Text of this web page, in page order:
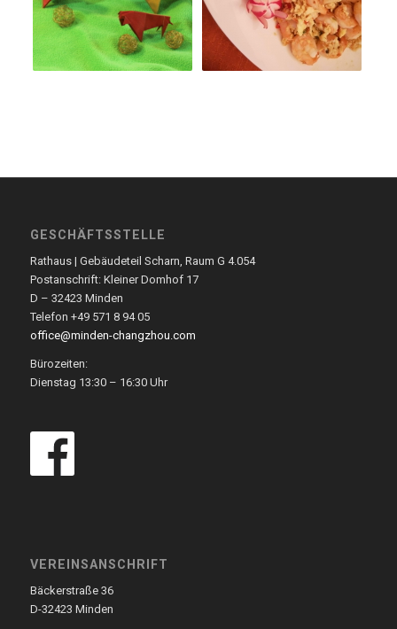
GESCHÄFTSSTELLE
Rathaus | Gebäudeteil Scharn, Raum G 4.054
Postanschrift: Kleiner Domhof 17
D – 32423 Minden
Telefon +49 571 8 94 05
office@minden-changzhou.com
Bürozeiten:
Dienstag 13:30 – 16:30 Uhr
VEREINSANSCHRIFT
Bäckerstraße 36
D-32423 Minden